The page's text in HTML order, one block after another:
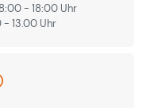
- 18:00 Uhr
13.00 Uhr